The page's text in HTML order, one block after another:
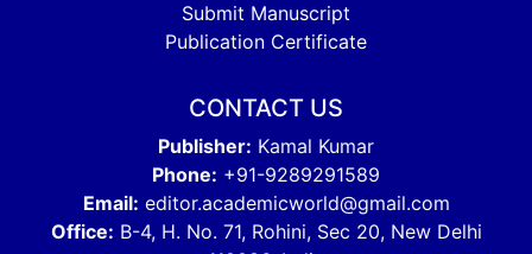
Submit Manuscript
Publication Certificate
CONTACT US
Publisher: Kamal Kumar
Phone: +91-9289291589
Email: editor.academicworld@gmail.com
Office: B-4, H. No. 71, Rohini, Sec 20, New Delhi